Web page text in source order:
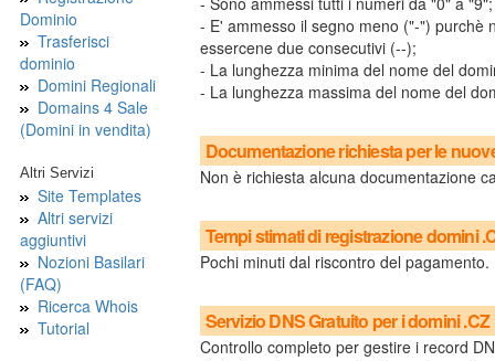
Dominio
Trasferisci
dominio
Domini Regionali
Domains 4 Sale
(Domini in vendita)
Altri Servizi
Site Templates
Altri servizi
aggiuntivi
Nozioni Basilari
(FAQ)
Ricerca Whois
Tutorial
- E' ammesso il segno meno ("-") purchè
essercene due consecutivi (--);
- La lunghezza minima del nome del
- La lunghezza massima del nome del
Documentazione richiesta per le
Non è richiesta alcuna documentazione
Tempi stimati di registrazione domini
Pochi minuti dal riscontro del pagamento.
Servizio DNS Gratuito per i domini .CZ
Controllo completo per gestire i record